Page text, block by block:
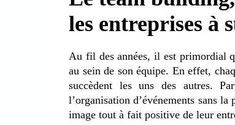
les entreprises à
Au fil des années, il est primordial
au sein de son équipe. En effet,
succèdent les uns des autres.
l’organisation d’événements sans
image tout à fait positive de leur